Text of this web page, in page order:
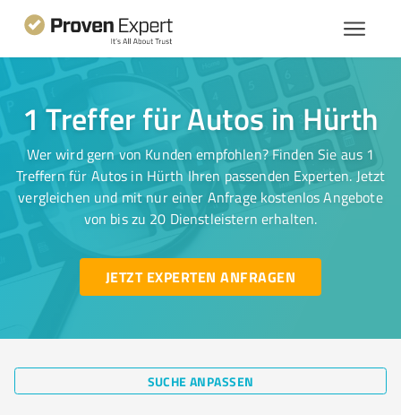
1 Treffer für Autos in Hürth
Wer wird gern von Kunden empfohlen? Finden Sie aus 1
Treffern für Autos in Hürth Ihren passenden Experten. Jetzt
vergleichen und mit nur einer Anfrage kostenlos Angebote
von bis zu 20 Dienstleistern erhalten.
JETZT EXPERTEN ANFRAGEN
SUCHE ANPASSEN